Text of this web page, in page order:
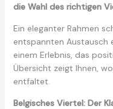
die Wahl des richtigen
Ein eleganter Rahmen
entspannten Austausch
einem Erlebnis, das
Übersicht zeigt Ihnen,
entfaltet.
Belgisches Viertel: Der